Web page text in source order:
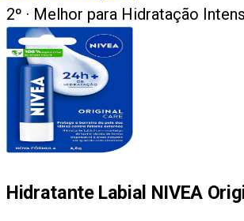
2º · Melhor para Hidratação
Hidratante Labial NIVEA